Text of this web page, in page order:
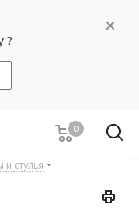
?
0
и стулья